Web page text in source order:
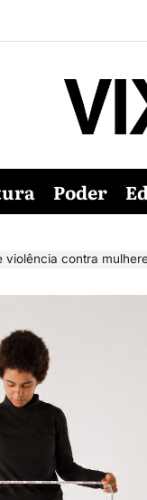
Poder
contra mulheres